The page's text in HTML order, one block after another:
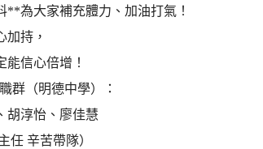
**為大家補充體力、加油打氣！
加持，
能信心倍增！
群（明德中學）：
胡淳怡、廖佳慧
任 辛苦帶隊）